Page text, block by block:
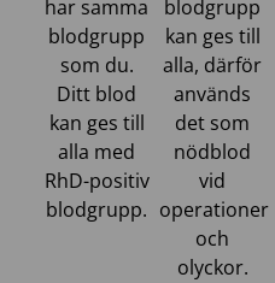
har samma
blodgrupp
som du.
Ditt blod
kan ges till
alla med
RhD-positiv
blodgrupp.
blodgrupp
kan ges till
alla, därför
används
det som
nödblod
vid
operationer
och
olyckor.